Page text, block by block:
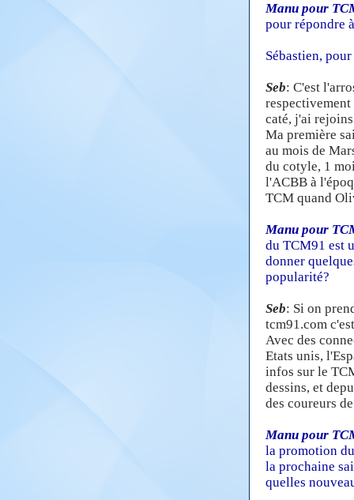
Manu pour
pour répondre
Sébastien,
Seb: C'est
respectivement
caté, j'ai
Ma première
au mois de
du cotyle, 1
l'ACBB à
TCM quand
Manu pour
du TCM91 est
donner
popularité?
Seb: Si on
tcm91.com
Avec des
Etats unis,
infos sur le
dessins, et
des coureurs
Manu pour
la promotion
la prochaine
quelles